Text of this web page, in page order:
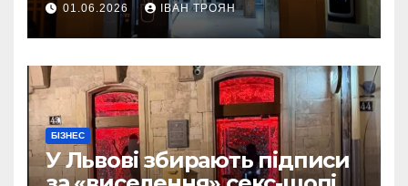
01.06.2026 ІВАН ТРОЯН
БІЗНЕС
У Львові збирають підписи